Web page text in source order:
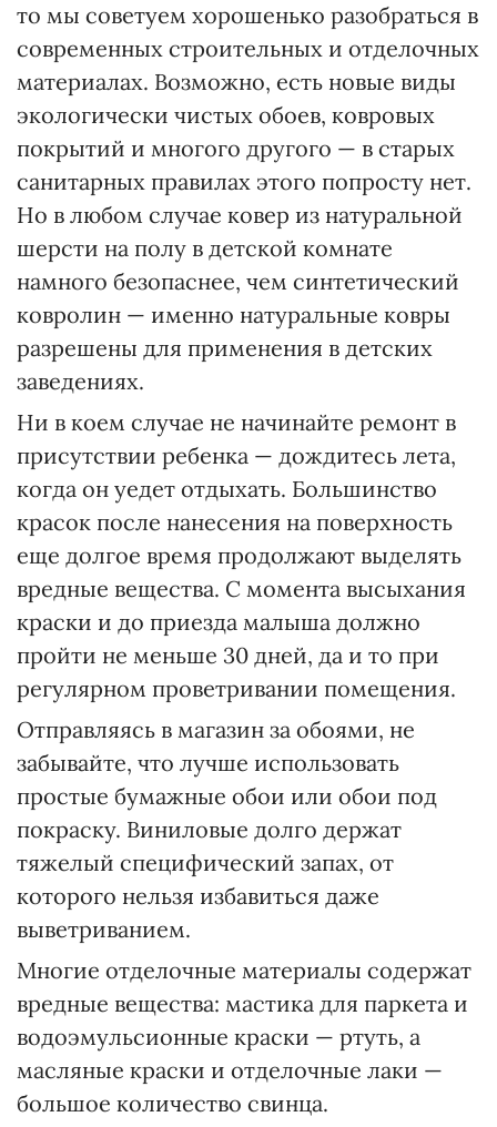
то мы советуем хорошенько разобраться в
современных строительных и отделочных
материалах. Возможно, есть новые виды
экологически чистых обоев, ковровых
покрытий и многого другого — в старых
санитарных правилах этого попросту нет.
Но в любом случае ковер из натуральной
шерсти на полу в детской комнате
намного безопаснее, чем синтетический
ковролин — именно натуральные ковры
разрешены для применения в детских
заведениях.
Ни в коем случае не начинайте ремонт в
присутствии ребенка — дождитесь лета,
когда он уедет отдыхать. Большинство
красок после нанесения на поверхность
еще долгое время продолжают выделять
вредные вещества. С момента высыхания
краски и до приезда малыша должно
пройти не меньше 30 дней, да и то при
регулярном проветривании помещения.
Отправляясь в магазин за обоями, не
забывайте, что лучше использовать
простые бумажные обои или обои под
покраску. Виниловые долго держат
тяжелый специфический запах, от
которого нельзя избавиться даже
выветриванием.
Многие отделочные материалы содержат
вредные вещества: мастика для паркета и
водоэмульсионные краски — ртуть, а
масляные краски и отделочные лаки —
большое количество свинца.